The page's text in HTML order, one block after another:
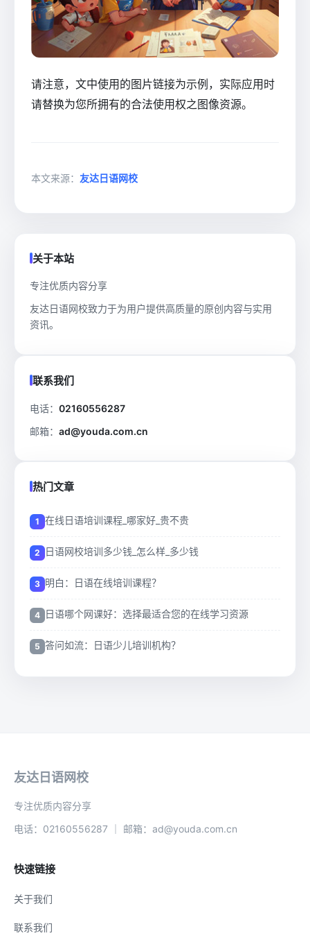
请注意，文中使用的图片链接为示例，实际应用时
请替换为您所拥有的合法使用权之图像资源。
本文来源： 友达日语网校
关于本站
专注优质内容分享
友达日语网校致力于为用户提供高质量的原创内容与实用
资讯。
联系我们
电话： 02160556287
邮箱： ad@youda.com.cn
热门文章
在线日语培训课程_哪家好_贵不贵
日语网校培训多少钱_怎么样_多少钱
明白：日语在线培训课程？
日语哪个网课好：选择最适合您的在线学习资源
答问如流：日语少儿培训机构？
友达日语网校
专注优质内容分享
电话：02160556287 ｜ 邮箱：ad@youda.com.cn
快速链接
关于我们
联系我们